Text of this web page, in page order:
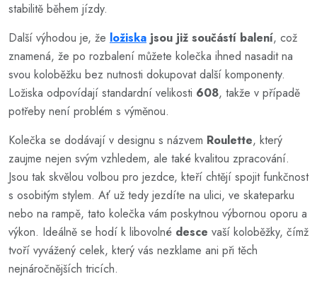
stabilitě během jízdy.
Další výhodou je, že ložiska jsou již součástí balení, což
znamená, že po rozbalení můžete kolečka ihned nasadit na
svou koloběžku bez nutnosti dokupovat další komponenty.
Ložiska odpovídají standardní velikosti 608, takže v případě
potřeby není problém s výměnou.
Kolečka se dodávají v designu s názvem Roulette, který
zaujme nejen svým vzhledem, ale také kvalitou zpracování.
Jsou tak skvělou volbou pro jezdce, kteří chtějí spojit funkčnost
s osobitým stylem. Ať už tedy jezdíte na ulici, ve skateparku
nebo na rampě, tato kolečka vám poskytnou výbornou oporu a
výkon. Ideálně se hodí k libovolné desce vaší koloběžky, čímž
tvoří vyvážený celek, který vás nezklame ani při těch
nejnáročnějších tricích.